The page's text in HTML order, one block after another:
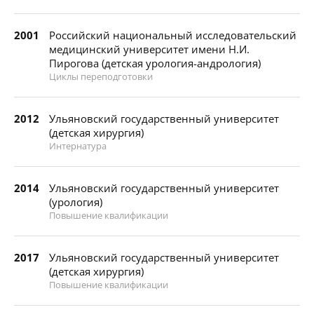
2001
Российский национальный исследовательский
медицинский университет имени Н.И.
Пирогова (детская урология-андрология)
Циклы переподготовки
2012
Ульяновский государственный университет
(детская хирургия)
Интернатура
2014
Ульяновский государственный университет
(урология)
Повышение квалификации
2017
Ульяновский государственный университет
(детская хирургия)
Повышение квалификации